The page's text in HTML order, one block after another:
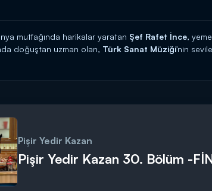
mutfağında harikalar yaratan Şef Rafet İnce,
doğuştan uzman olan, Türk Sanat Müziği'nin
Pişir Yedir Kazan
Pişir Yedir Kazan 30. Bölüm -